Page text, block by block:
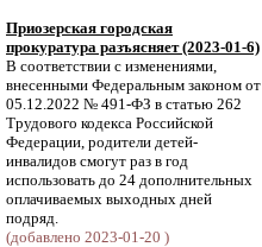
Приозерская городская
прокуратура разъясняет (2023-01-6)
В соответствии с изменениями,
внесенными Федеральным законом от
05.12.2022 № 491-ФЗ в статью 262
Трудового кодекса Российской
Федерации, родители детей-
инвалидов смогут раз в год
использовать до 24 дополнительных
оплачиваемых выходных дней
подряд.
(добавлено 2023-01-20 )